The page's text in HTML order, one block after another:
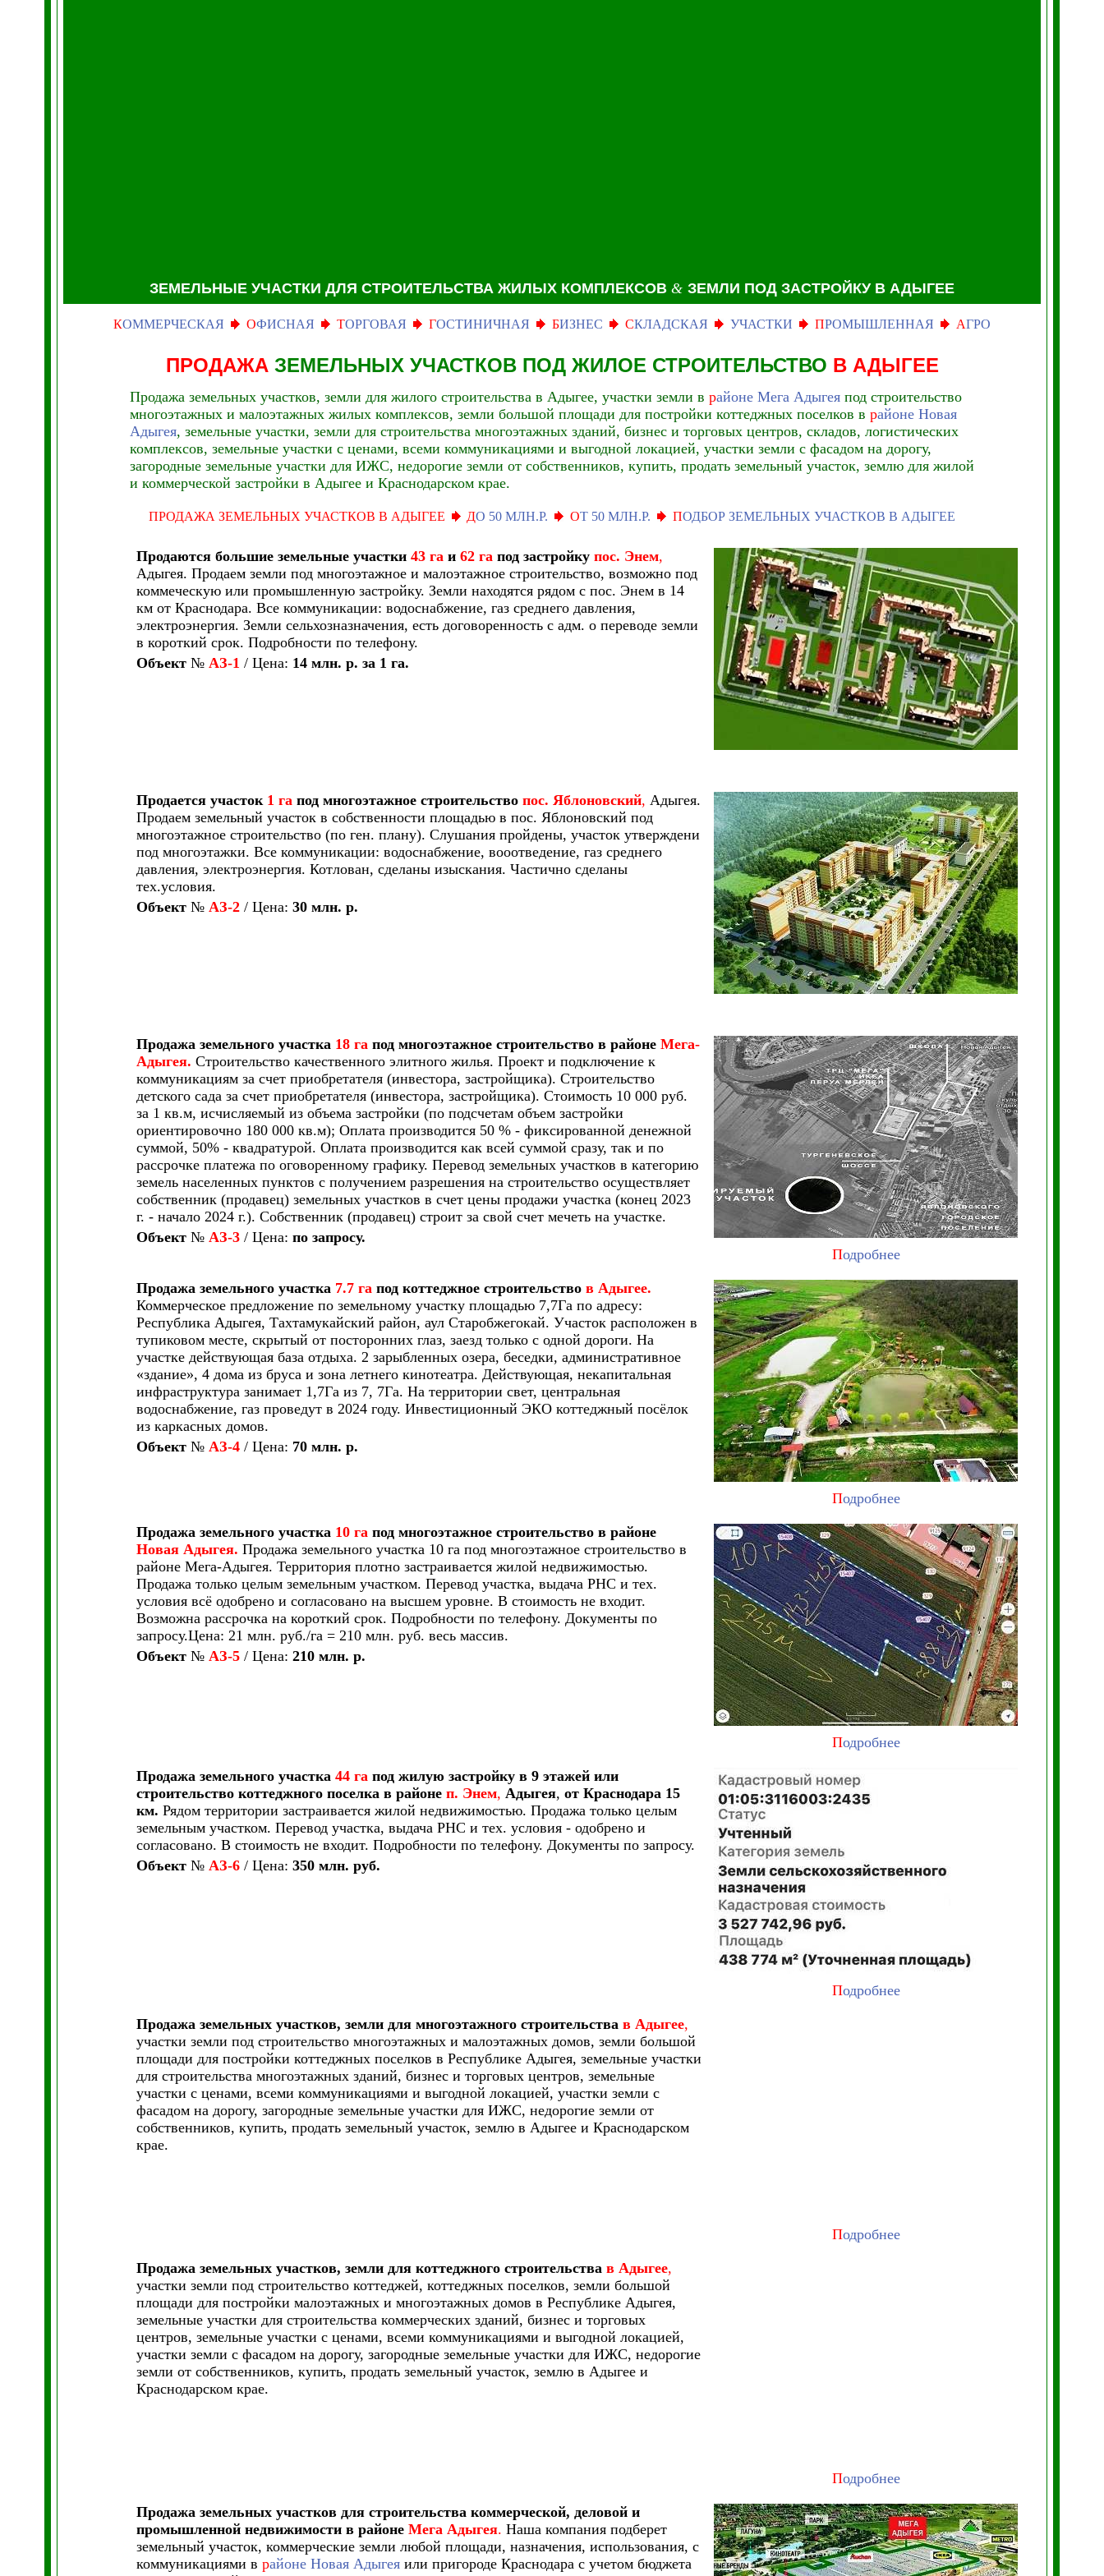
ЗЕМЕЛЬНЫЕ УЧАСТКИ ДЛЯ СТРОИТЕЛЬСТВА ЖИЛЫХ КОМПЛЕКСОВ & ЗЕМЛИ ПОД ЗАСТРОЙКУВ АДЫГЕЕ
КОММЕРЧЕСКАЯ ОФИСНАЯ ТОРГОВАЯ ГОСТИНИЧНАЯ БИЗНЕС СКЛАДСКАЯ УЧАСТКИ ПРОМЫШЛЕННАЯ АГРО
ПРОДАЖАЗЕМЕЛЬНЫХ УЧАСТКОВ ПОД ЖИЛОЕ СТРОИТЕЛЬСТВО В АДЫГЕЕ
Продажа земельных участков, земли для жилого строительства в Адыгее, участки земли в районе Мега Адыгея под строительство
многоэтажных и малоэтажных жилых комплексов, земли большой площади для постройки коттеджных поселков в районе Новая
Адыгея, земельные участки, земли для строительства многоэтажных зданий, бизнес и торговых центров, складов, логистических
комплексов, земельные участки с ценами, всеми коммуникациями и выгодной локацией, участки земли с фасадом на дорогу,
загородные земельные участки для ИЖС, недорогие земли от собственников, купить, продать земельный участок, землю для жилой
и коммерческой застройки в Адыгее и Краснодарском крае.
ПРОДАЖА ЗЕМЕЛЬНЫХ УЧАСТКОВ В АДЫГЕЕ ДО 50 МЛН.Р. ОТ 50 МЛН.Р. ПОДБОР ЗЕМЕЛЬНЫХ УЧАСТКОВ В АДЫГЕЕ
Продаются большие земельные участки 43 га и 62 га под застройку пос. Энем,
Адыгея. Продаем земли под многоэтажное и малоэтажное строительство, возможно под
коммеческую или промышленную застройку. Земли находятся рядом с пос. Энем в 14
км от Краснодара. Все коммуникации: водоснабжение, газ среднего давления,
электроэнергия. Земли сельхозназначения, есть договоренность с адм. о переводе земли
в короткий срок. Подробности по телефону.
Объект № АЗ-1 / Цена: 14 млн. р. за 1 га.
Продается участок 1 га под многоэтажное строительство пос. Яблоновский, Адыгея.
Продаем земельный участок в собственности площадью в пос. Яблоновский под
многоэтажное строительство (по ген. плану). Слушания пройдены, участок утверждени
под многоэтажки. Все коммуникации: водоснабжение, вооотведение, газ среднего
давления, электроэнергия. Котлован, сделаны изыскания. Частично сделаны
тех.условия.
Объект № АЗ-2 / Цена: 30 млн. р.
Продажа земельного участка 18 га под многоэтажное строительство в районе Мега-
Адыгея. Строительство качественного элитного жилья. Проект и подключение к
коммуникациям за счет приобретателя (инвестора, застройщика). Строительство
детского сада за счет приобретателя (инвестора, застройщика). Стоимость 10 000 руб.
за 1 кв.м, исчисляемый из объема застройки (по подсчетам объем застройки
ориентировочно 180 000 кв.м); Оплата производится 50 % - фиксированной денежной
суммой, 50% - квадратурой. Оплата производится как всей суммой сразу, так и по
рассрочке платежа по оговоренному графику. Перевод земельных участков в категорию
земель населенных пунктов с получением разрешения на строительство осуществляет
собственник (продавец) земельных участков в счет цены продажи участка (конец 2023
г. - начало 2024 г.). Собственник (продавец) строит за свой счет мечеть на участке.
Объект № АЗ-3 / Цена: по запросу.
Подробнее
Продажа земельного участка 7.7 га под коттеджное строительство в Адыгее.
Коммерческое предложение по земельному участку площадью 7,7Га по адресу:
Республика Адыгея, Тахтамукайский район, аул Старобжегокай. Участок расположен в
тупиковом месте, скрытый от посторонних глаз, заезд только с одной дороги. На
участке действующая база отдыха. 2 зарыбленных озера, беседки, административное
«здание», 4 дома из бруса и зона летнего кинотеатра. Действующая, некапитальная
инфраструктура занимает 1,7Га из 7, 7Га. На территории свет, центральная
водоснабжение, газ проведут в 2024 году. Инвестиционный ЭКО коттеджный посёлок
из каркасных домов.
Объект № АЗ-4 / Цена: 70 млн. р.
Подробнее
Продажа земельного участка 10 га под многоэтажное строительство в районе
Новая Адыгея. Продажа земельного участка 10 га под многоэтажное строительство в
районе Мега-Адыгея. Территория плотно застраивается жилой недвижимостью.
Продажа только целым земельным участком. Перевод участка, выдача РНС и тех.
условия всё одобрено и согласовано на высшем уровне. В стоимость не входит.
Возможна рассрочка на короткий срок. Подробности по телефону. Документы по
запросу.Цена: 21 млн. руб./га = 210 млн. руб. весь массив.
Объект № АЗ-5 / Цена: 210 млн. р.
Подробнее
Продажа земельного участка 44 га под жилую застройку в 9 этажей или
строительство коттеджного поселка в районе п. Энем, Адыгея, от Краснодара 15
км. Рядом территории застраивается жилой недвижимостью. Продажа только целым
земельным участком. Перевод участка, выдача РНС и тех. условия - одобрено и
согласовано. В стоимость не входит. Подробности по телефону. Документы по запросу.
Объект № АЗ-6 / Цена: 350 млн. руб.
Подробнее
Продажа земельных участков, земли для многоэтажного строительства в Адыгее,
участки земли под строительство многоэтажных и малоэтажных домов, земли большой
площади для постройки коттеджных поселков в Республике Адыгея, земельные участки
для строительства многоэтажных зданий, бизнес и торговых центров, земельные
участки с ценами, всеми коммуникациями и выгодной локацией, участки земли с
фасадом на дорогу, загородные земельные участки для ИЖС, недорогие земли от
собственников, купить, продать земельный участок, землю в Адыгее и Краснодарском
крае.
Подробнее
Продажа земельных участков, земли для коттеджного строительства в Адыгее,
участки земли под строительство коттеджей, коттеджных поселков, земли большой
площади для постройки малоэтажных и многоэтажных домов в Республике Адыгея,
земельные участки для строительства коммерческих зданий, бизнес и торговых
центров, земельные участки с ценами, всеми коммуникациями и выгодной локацией,
участки земли с фасадом на дорогу, загородные земельные участки для ИЖС, недорогие
земли от собственников, купить, продать земельный участок, землю в Адыгее и
Краснодарском крае.
Подробнее
Продажа земельных участков для строительства коммерческой, деловой и
промышленной недвижимости в районе Мега Адыгея. Наша компания подберет
земельный участок, коммерческие земли любой площади, назначения, использования, с
коммуникациями в районе Новая Адыгея или пригороде Краснодара с учетом бюджета